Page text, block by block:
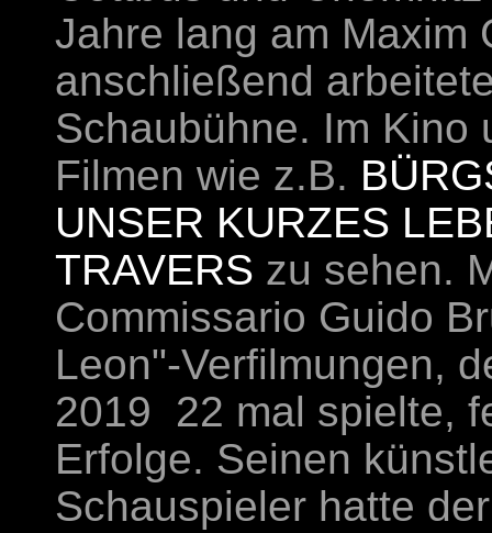
Jahre lang am Maxim
anschließend
Schaubühne. Im Kino
Filmen wie z.B.
UNSER KURZES
TRAVERS zu sehen.
Commissario Guido
Leon"‑Verfilmungen,
2019 22 mal spielte,
Erfolge. Seinen
Schauspieler hatte